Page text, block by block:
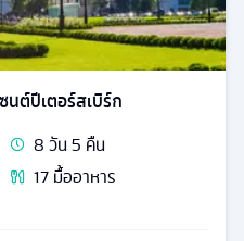
นต์ปีเตอร์สเบิร์ก
8วัน5 คืน
17มื้ออาหาร